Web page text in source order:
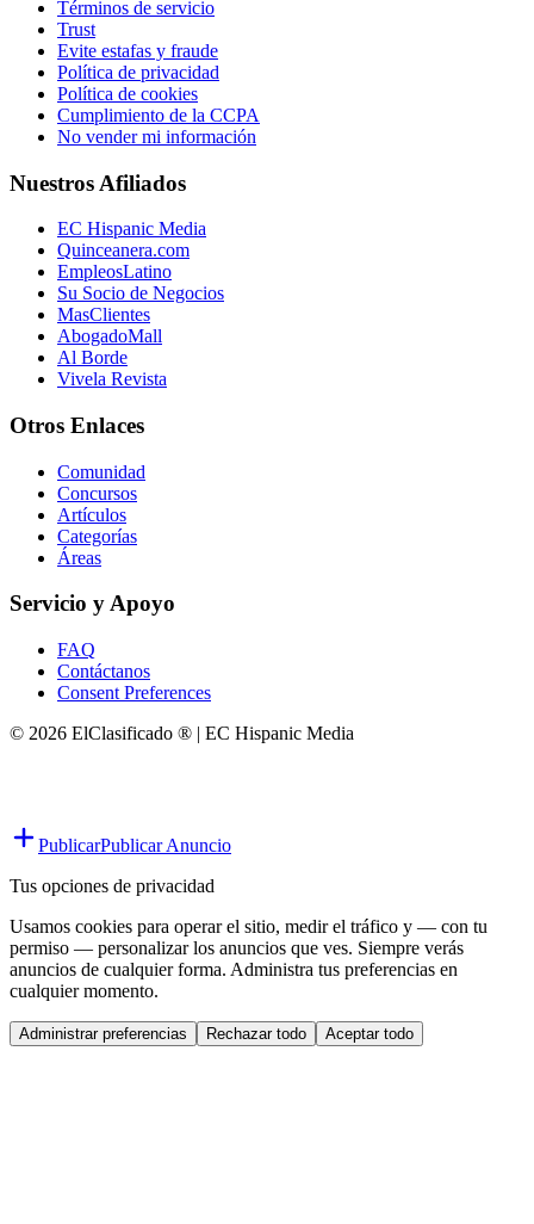
Términos de servicio
Trust
Evite estafas y fraude
Política de privacidad
Política de cookies
Cumplimiento de la CCPA
No vender mi información
Nuestros Afiliados
EC Hispanic Media
Quinceanera.com
EmpleosLatino
Su Socio de Negocios
MasClientes
AbogadoMall
Al Borde
Vivela Revista
Otros Enlaces
Comunidad
Concursos
Artículos
Categorías
Áreas
Servicio y Apoyo
FAQ
Contáctanos
Consent Preferences
© 2026 ElClasificado ® | EC Hispanic Media
PublicarPublicar Anuncio
Tus opciones de privacidad
Usamos cookies para operar el sitio, medir el tráfico y — con tu
permiso — personalizar los anuncios que ves. Siempre verás
anuncios de cualquier forma. Administra tus preferencias en
cualquier momento.
Administrar preferencias Rechazar todo Aceptar todo